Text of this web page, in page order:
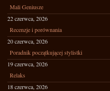
Mali Geniusze
22 czerwca, 2026
Recenzje i porównania
20 czerwca, 2026
Poradnik początkującej stylistki
19 czerwca, 2026
Relaks
18 czerwca, 2026